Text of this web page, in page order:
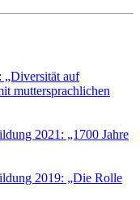
„Diversität auf
muttersprachlichen
2021: „1700 Jahre
2019: „Die Rolle